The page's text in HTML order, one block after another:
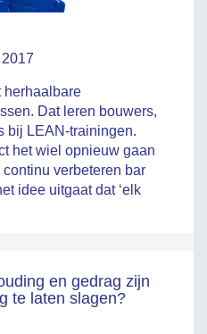
herhaalbare
Dat leren bouwers,
bij LEAN-trainingen.
het wiel opnieuw gaan
verbeteren bar
idee uitgaat dat ‘elk
en gedrag zijn
te laten slagen?